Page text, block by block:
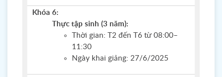
Khóa 6:
Thực tập sinh (3 năm):
Thời gian: T2 đến T6 từ 08:00–
11:30
Ngày khai giảng: 27/6/2025